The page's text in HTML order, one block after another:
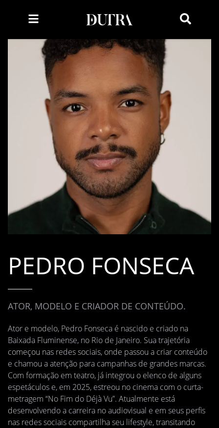
PEDRO FONSECA
ATOR, MODELO E CRIADOR DE CONTEÚDO.
Ator e modelo, Pedro Fonseca é nascido e criado na
Baixada Fluminense, no Rio de Janeiro. Sua trajetória
começou nas redes sociais, onde passou a criar conteúdo
e chamou a atenção para campanhas de grandes marcas.
Com formação em teatro, já integrou o elenco de alguns
espetáculos e, em 2025, estreou no cinema com o curta-
metragem “No Fim do Déjà Vu”. Atualmente está
desenvolvendo a carreira no audiovisual e em seus perfis
nas redes sociais compartilha seu lifestyle, transitando